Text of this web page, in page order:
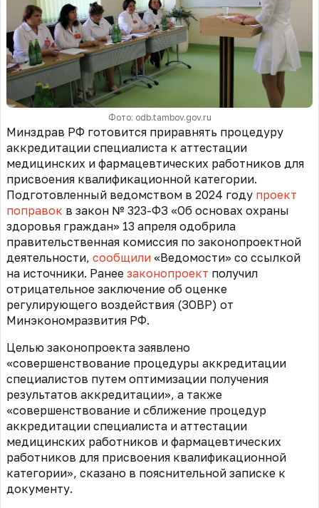
Фото: odb.tambov.gov.ru
Минздрав РФ готовится приравнять процедуру
аккредитации специалиста к аттестации
медицинских и фармацевтических работников для
присвоения квалификационной категории.
Подготовленный ведомством в 2024 году проект
поправок в закон № 323-ФЗ «Об основах охраны
здоровья граждан» 13 апреля одобрила
правительственная комиссия по законопроектной
деятельности, сообщили «Ведомости» со ссылкой
на источники. Ранее законопроект получил
отрицательное заключение об оценке
регулирующего воздействия (ЗОВР) от
Минэкономразвития РФ.
Целью законопроекта заявлено
«совершенствование процедуры аккредитации
специалистов путем оптимизации получения
результатов аккредитации», а также
«совершенствование и сближение процедур
аккредитации специалиста и аттестации
медицинских работников и фармацевтических
работников для присвоения квалификационной
категории», сказано в пояснительной записке к
документу.